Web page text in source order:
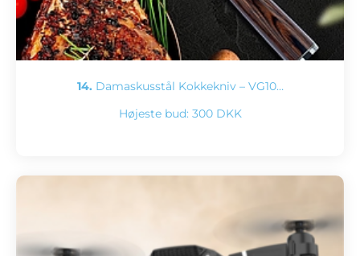
14. Damaskusstål Kokke­kniv – VG10…
Højeste bud: 300 DKK